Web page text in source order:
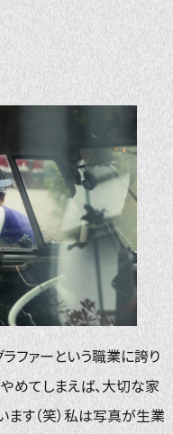
ファーという職業に誇り
めてしまえば、大切な家
ます（笑）私は写真が生業